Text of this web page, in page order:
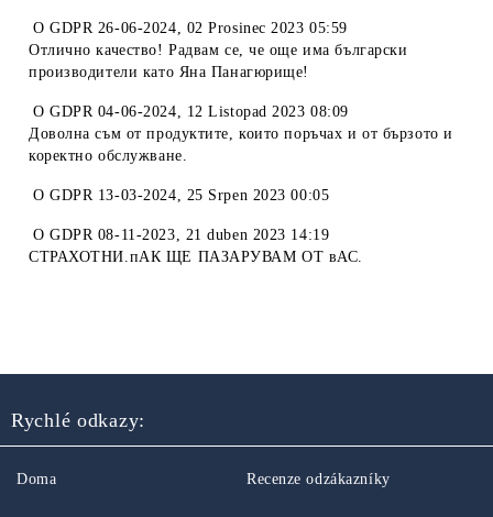
OGDPR 26-06-2024, 02 Prosinec 2023 05:59
Отлично качество! Радвам се, че още има български
производители като Яна Панагюрище!
OGDPR 04-06-2024, 12 Listopad 2023 08:09
Доволна съм от продуктите, които поръчах и от бързото и
коректно обслужване.
OGDPR 13-03-2024, 25 Srpen 2023 00:05
OGDPR 08-11-2023, 21 duben 2023 14:19
СТРАХОТНИ.пАК ЩЕ ПАЗАРУВАМ ОТ вАС.
Rychlé odkazy:
Doma Recenze odzákazníky